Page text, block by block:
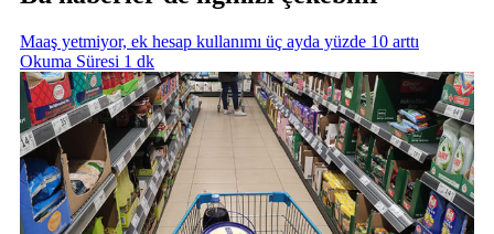
Maaş yetmiyor, ek hesap kullanımı üç ayda yüzde 10 arttı
Okuma Süresi 1 dk